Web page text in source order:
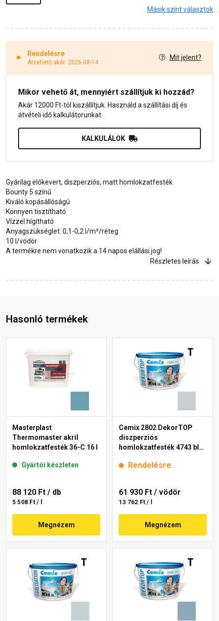
Másik színt választok
Rendelésre
Átvehető akár: 2026-08-14
Mit jelent?
Mikor vehető át, mennyiért szállítjuk ki hozzád?
Akár 12000 Ft-tól kiszállítjuk. Használd a szállítási díj és
átvételi idő kalkulátorunkat.
KALKULÁLOK
Gyárilag előkevert, diszperziós, matt homlokzatfesték
Bounty 5 színű
Kiváló kopásállóságú
Könnyen tisztítható
Vízzel hígítható
Anyagszükséglet: 0,1-0,2 l/m²/réteg
10 l/vödör
A termékre nem vonatkozik a 14 napos elállási jog!
Részletes leírás
Hasonló termékek
Masterplast
Thermomaster akril
homlokzatfesték 36-C 16 l
Gyártói készleten
88 120 Ft / db
5 508 Ft / l
Megnézem
Cemix 2802 DekorTOP
diszperziós
homlokzatfesték 4743 blue
Rendelésre
61 930 Ft / vödör
13 762 Ft / l
Megnézem